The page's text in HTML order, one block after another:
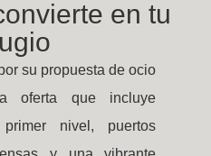
en tu
su propuesta de ocio
oferta que incluye
nivel, puertos